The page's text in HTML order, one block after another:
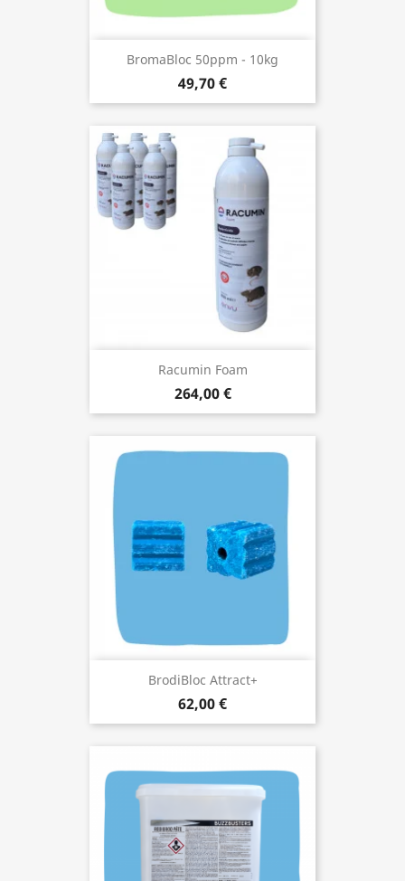
BromaBloc 50ppm - 10kg
49,70 €
Racumin Foam
264,00 €
BrodiBloc Attract+
62,00 €